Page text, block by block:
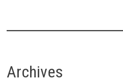
Archives